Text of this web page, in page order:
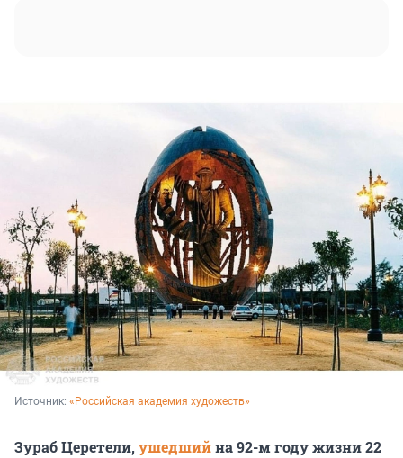
Источник: «Российская академия художеств»
Зураб Церетели,ушедшийна 92-м году жизни 22